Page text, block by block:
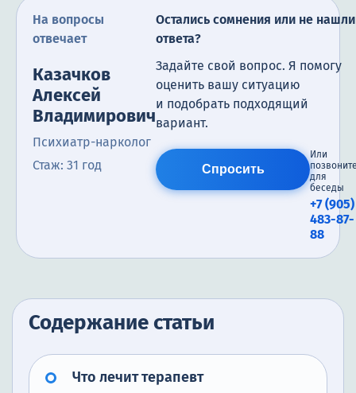
На вопросы
отвечает
Казачков
Алексей
Владимирович
Психиатр-нарколог
Стаж: 31 год
Остались сомнения или не нашли
ответа?
Задайте свой вопрос. Я помогу
оценить вашу ситуацию
и подобрать подходящий
вариант.
Спросить
Или
для
беседы
+7 (905)
483-87-
88
Содержание статьи
Что лечит терапевт